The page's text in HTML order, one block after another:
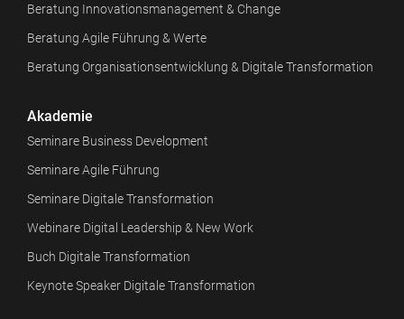
Beratung Innovationsmanagement & Change
Beratung Agile Führung & Werte
Beratung Organisationsentwicklung & Digitale Transformation
Akademie
Seminare Business Development
Seminare Agile Führung
Seminare Digitale Transformation
Webinare Digital Leadership & New Work
Buch Digitale Transformation
Keynote Speaker Digitale Transformation